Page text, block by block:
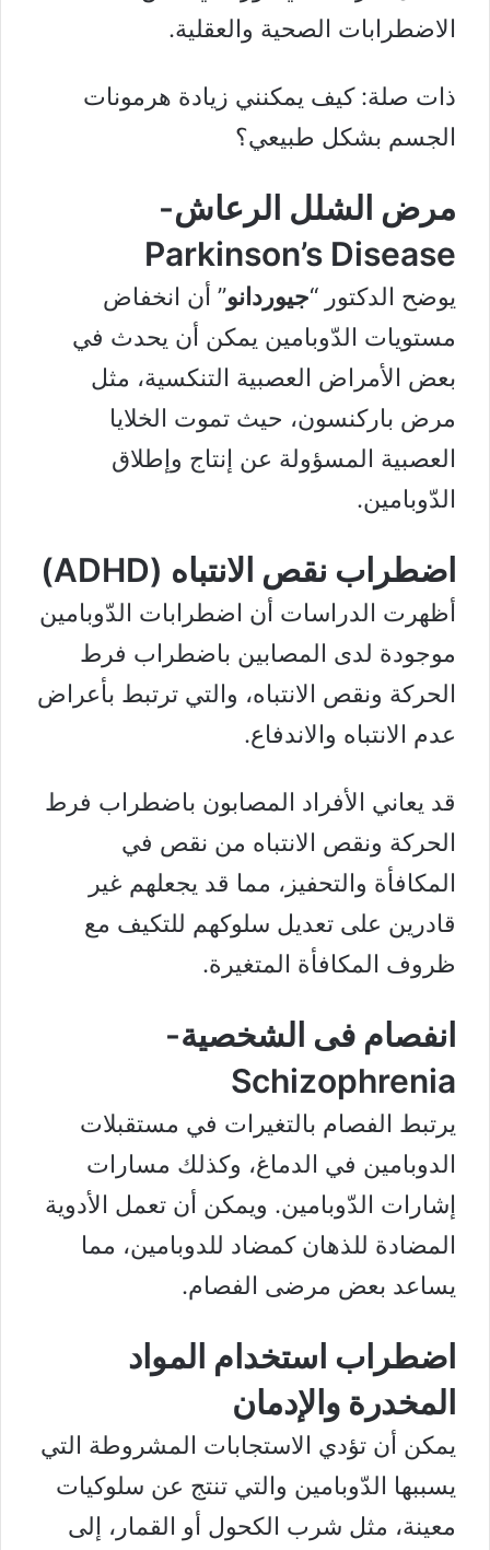
الاضطرابات الصحية والعقلية.
ذات صلة:كيف يمكنني زيادة هرمونات
الجسم بشكل طبيعي؟
مرض الشلل الرعاش-
Parkinson’s Disease
يوضح الدكتور “جيوردانو” أن انخفاض
مستويات الدّوبامين يمكن أن يحدث في
بعض الأمراض العصبية التنكسية، مثل
مرض باركنسون، حيث تموت الخلايا
العصبية المسؤولة عن إنتاج وإطلاق
الدّوبامين.
اضطراب نقص الانتباه (ADHD)
أظهرت الدراسات أن اضطرابات الدّوبامين
موجودة لدى المصابين باضطراب فرط
الحركة ونقص الانتباه، والتي ترتبط بأعراض
عدم الانتباه والاندفاع.
قد يعاني الأفراد المصابون باضطراب فرط
الحركة ونقص الانتباه من نقص في
المكافأة والتحفيز، مما قد يجعلهم غير
قادرين على تعديل سلوكهم للتكيف مع
ظروف المكافأة المتغيرة.
انفصام فى الشخصية-
Schizophrenia
يرتبط الفصام بالتغيرات في مستقبلات
الدوبامين في الدماغ، وكذلك مسارات
إشارات الدّوبامين. ويمكن أن تعمل الأدوية
المضادة للذهان كمضاد للدوبامين، مما
يساعد بعض مرضى الفصام.
اضطراب استخدام المواد
المخدرة والإدمان
يمكن أن تؤدي الاستجابات المشروطة التي
يسببها الدّوبامين والتي تنتج عن سلوكيات
معينة، مثل شرب الكحول أو القمار، إلى